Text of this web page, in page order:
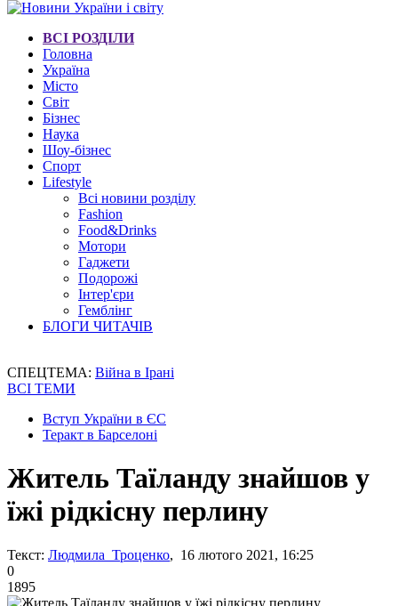
ВСІ РОЗДІЛИ
Головна
Україна
Місто
Світ
Бізнес
Наука
Шоу-бізнес
Спорт
Lifestyle
Всі новини розділу
Fashion
Food&Drinks
Мотори
Гаджети
Подорожі
Інтер'єри
Гемблінг
БЛОГИ ЧИТАЧІВ
СПЕЦТЕМА: Війна в Ірані
ВСІ ТЕМИ
Вступ України в ЄС
Теракт в Барселоні
Житель Таїланду знайшов у
їжі рідкісну перлину
Текст: Людмила Троценко, 16 лютого 2021, 16:25
0
1895